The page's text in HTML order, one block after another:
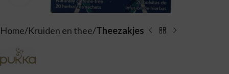
Home Kruiden en thee Theezakjes